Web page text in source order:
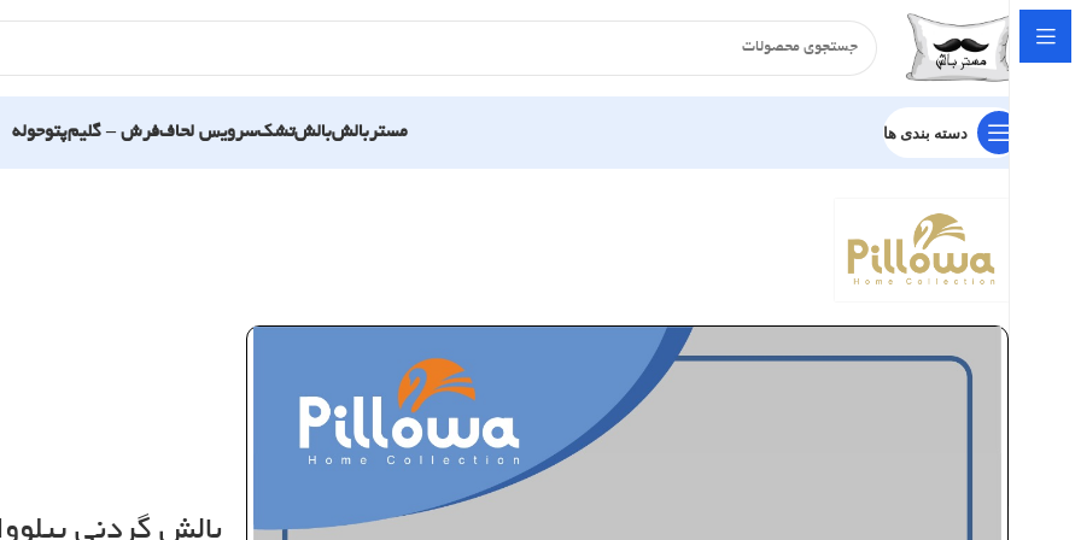
دسته بندی ها مستربالشبالشتشکسرویس لحاففرش – گلیمپتوحوله
خانه بالش طبی
بالش گردنی